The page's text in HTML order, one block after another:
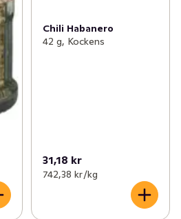
Chili Habanero
42 g, Kockens
31,18 kr
742,38 kr /kg